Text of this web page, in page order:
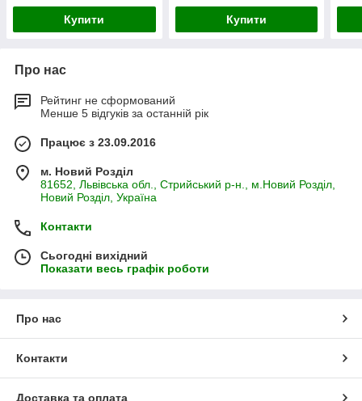
Купити Купити
Про нас
Рейтинг не сформований
Менше 5 відгуків за останній рік
Працює з 23.09.2016
м. Новий Розділ
81652, Львівська обл., Стрийський р-н., м.Новий Розділ,
Новий Розділ, Україна
Контакти
Сьогодні вихідний
Показати весь графік роботи
Про нас
Контакти
Доставка та оплата